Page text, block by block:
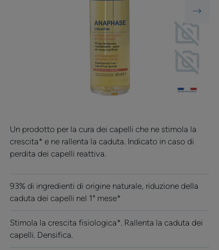
Un prodotto per la cura dei capelli che ne stimola la
crescita* e ne rallenta la caduta. Indicato in caso di
perdita dei capelli reattiva.
93% di ingredienti di origine naturale, riduzione della
caduta dei capelli nel 1° mese*
Stimola la crescita fisiologica*. Rallenta la caduta dei
capelli. Densifica.